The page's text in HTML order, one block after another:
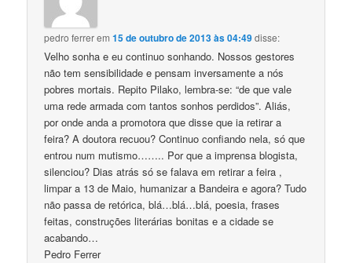
pedro ferrerem15 de outubro de 2013 às 04:49disse:
Velho sonha e eu continuo sonhando. Nossos gestores
não tem sensibilidade e pensam inversamente a nós
pobres mortais. Repito Pilako, lembra-se: “de que vale
uma rede armada com tantos sonhos perdidos”. Aliás,
por onde anda a promotora que disse que ia retirar a
feira? A doutora recuou? Continuo confiando nela, só que
entrou num mutismo…….. Por que a imprensa blogista,
silenciou? Dias atrás só se falava em retirar a feira ,
limpar a 13 de Maio, humanizar a Bandeira e agora? Tudo
não passa de retórica, blá…blá…blá, poesia, frases
feitas, construções literárias bonitas e a cidade se
acabando…
Pedro Ferrer